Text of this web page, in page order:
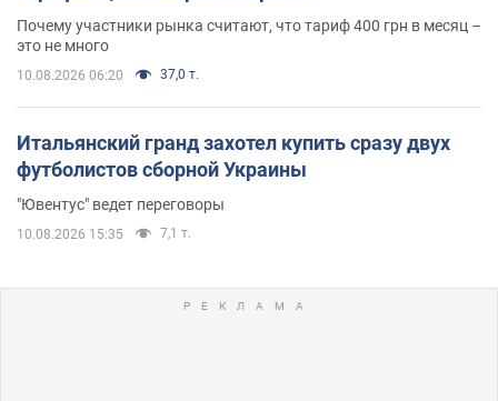
Почему участники рынка считают, что тариф 400 грн в месяц –
это не много
10.08.2026 06:20 37,0 т.
Итальянский гранд захотел купить сразу двух
футболистов сборной Украины
"Ювентус" ведет переговоры
10.08.2026 15:35 7,1 т.